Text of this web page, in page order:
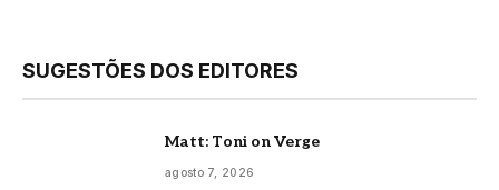
SUGESTÕES DOS EDITORES
Matt: Toni on Verge
agosto 7, 2026